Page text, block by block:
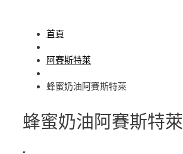
首頁
阿賽斯特萊
蜂蜜奶油阿賽斯特萊
蜂蜜奶油阿賽斯特萊